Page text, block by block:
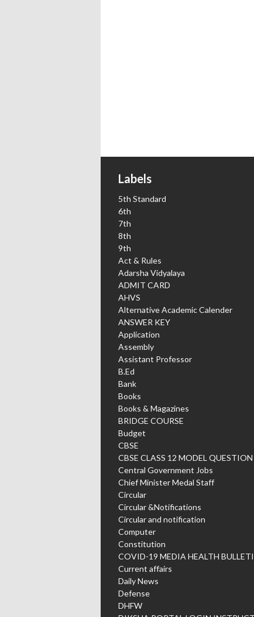
Labels
5th Standard
6th
7th
8th
9th
Act & Rules
Adarsha Vidyalaya
ADMIT CARD
AHVS
Alternative Academic Calender
ANSWER KEY
Application
Assembly
Assistant Professor
B.Ed
Bank
Books
Books & Magazines
BRIDGE COURSE
Budget
CBSE
CBSE CLASS 12 MODEL QUESTION
Central Government Jobs
Chief Minister Medal Staff
Circular
Circular &Notifications
Circular and notification
Computer
Constitution
COVID-19 MEDIA HEALTH
Current affairs
Daily News
Defense
DHFW